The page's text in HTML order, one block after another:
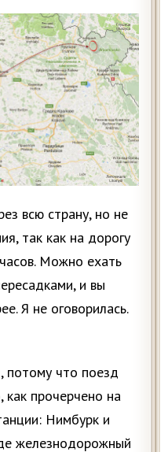
всю страну, но не
так как на дорогу
Можно ехать
и вы
Я не оговорилась.
потому что поезд
как прочерчено на
Нимбурк и
железнодорожный